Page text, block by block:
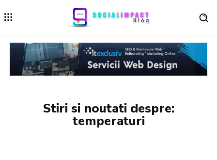
Stiri si noutati despre:
temperaturi